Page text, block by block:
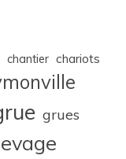
chantier chariots
grues